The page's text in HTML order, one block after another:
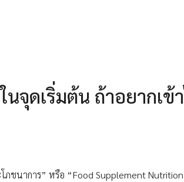
จุดเริ่มต้น ถ้าอยากเข้
นาการ” หรือ “Food Supplement Nutrition